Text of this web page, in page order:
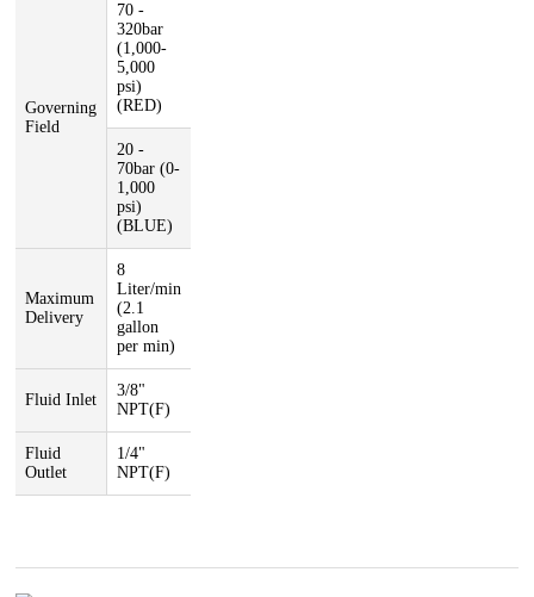
Governing
Field
70 -
320bar
(1,000-
5,000
psi)
(RED)
20 -
70bar (0-
1,000
psi)
(BLUE)
Maximum
Delivery
8
Liter/min
(2.1
gallon
per min)
Fluid Inlet
3/8"
NPT(F)
Fluid
Outlet
1/4"
NPT(F)